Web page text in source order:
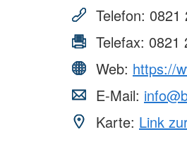
Telefon: 0821
Telefax: 0821
Web: https://
E-Mail:
Karte: Link